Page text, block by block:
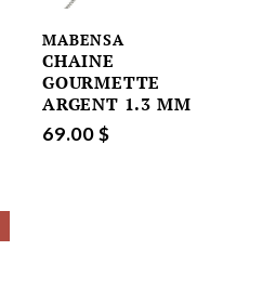
MABENSA
CHAINE
GOURMETTE
ARGENT 1.3 MM
69.00 $